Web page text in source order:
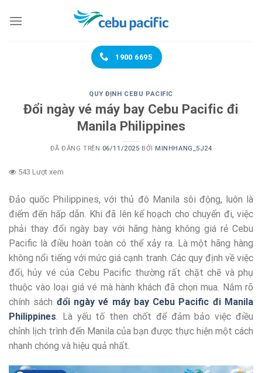
đến
1900 6695
QUY ĐỊNH CEBU PACIFIC
Đổi ngày vé máy bay Cebu Pacific đi
Manila Philippines
ĐÃ ĐĂNG TRÊN 06/11/2025 BỞI MINHHANG_5J24
543 Lượt xem
Đảo quốc Philippines, với thủ đô Manila sôi động, luôn là
điểm đến hấp dẫn. Khi đã lên kế hoạch cho chuyến đi, việc
phải thay đổi ngày bay với hãng hàng không giá rẻ Cebu
Pacific là điều hoàn toàn có thể xảy ra. Là một hãng hàng
không nổi tiếng với mức giá cạnh tranh. Các quy định về việc
đổi, hủy vé của Cebu Pacific thường rất chặt chẽ và phụ
thuộc vào loại giá vé mà hành khách đã chọn mua. Nắm rõ
chính sách đổi ngày vé máy bay Cebu Pacific đi Manila
Philippines . Là yếu tố then chốt để đảm bảo việc điều
chỉnh lịch trình đến Manila của bạn được thực hiện một cách
nhanh chóng và hiệu quả nhất.